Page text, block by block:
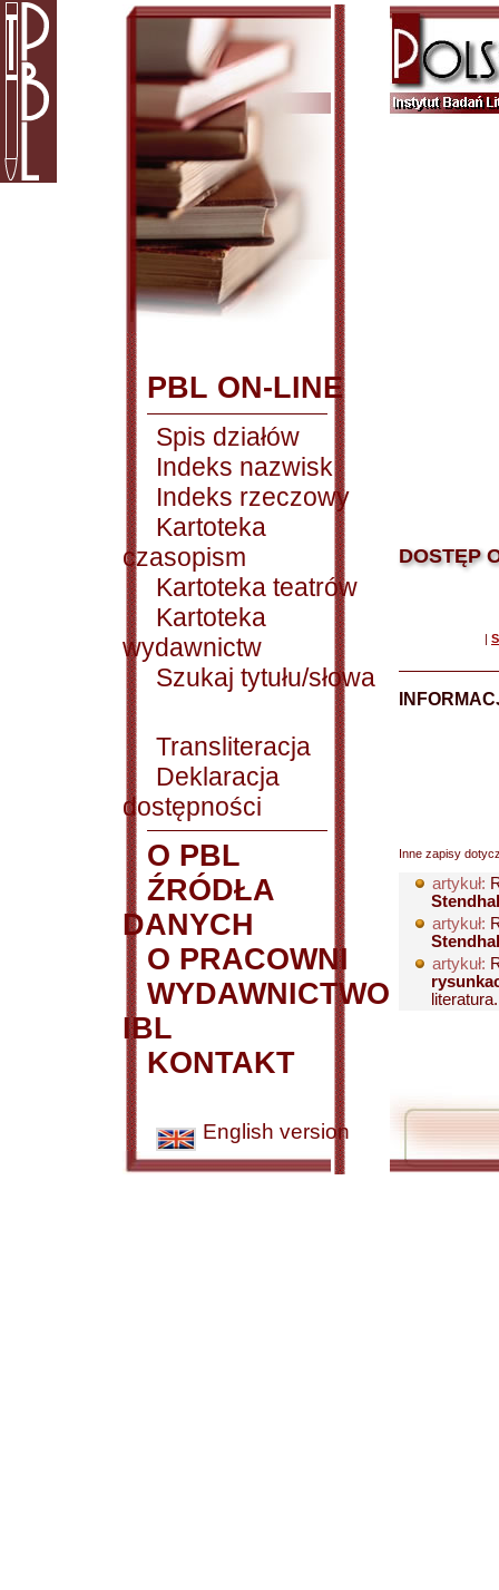
PBL ON-LINE
Spis działów
Indeks nazwisk
Indeks rzeczowy
Kartoteka
czasopism
Kartoteka teatrów
Kartoteka
wydawnictw
Szukaj tytułu/słowa
Transliteracja
Deklaracja
dostępności
O PBL
ŹRÓDŁA
DANYCH
O PRACOWNI
WYDAWNICTWO
IBL
KONTAKT
English version
DOSTĘP
|
Inne zapisy
artykuł:
artykuł:
artykuł: